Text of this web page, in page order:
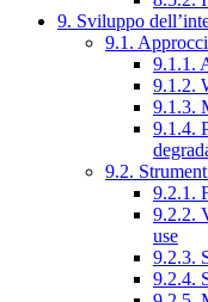
9. Sviluppo
9.1.
9.1.1.
9.1.2.
9.1.3.
9.1.4.
9.2.
9.2.1.
9.2.2.
use
9.2.3.
9.2.4.